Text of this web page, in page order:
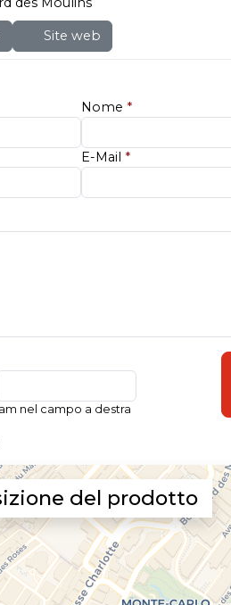
Site web
Nome *
E-Mail *
nel campo a destra
del prodotto